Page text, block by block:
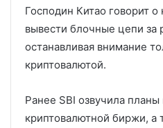
Господин Китао говорит
вывести блочные цепи за
останавливая внимание
криптовалютой.
Ранее SBI озвучила планы
криптовалютной биржи, а